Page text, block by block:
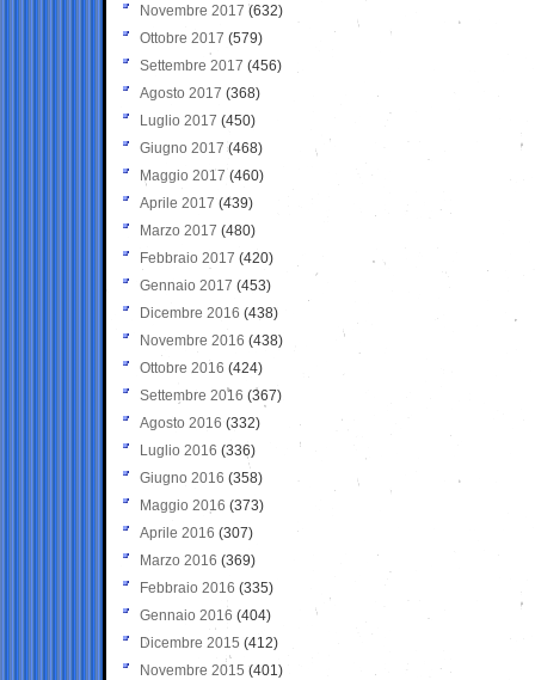
Novembre 2017 (632)
Ottobre 2017 (579)
Settembre 2017 (456)
Agosto 2017 (368)
Luglio 2017 (450)
Giugno 2017 (468)
Maggio 2017 (460)
Aprile 2017 (439)
Marzo 2017 (480)
Febbraio 2017 (420)
Gennaio 2017 (453)
Dicembre 2016 (438)
Novembre 2016 (438)
Ottobre 2016 (424)
Settembre 2016 (367)
Agosto 2016 (332)
Luglio 2016 (336)
Giugno 2016 (358)
Maggio 2016 (373)
Aprile 2016 (307)
Marzo 2016 (369)
Febbraio 2016 (335)
Gennaio 2016 (404)
Dicembre 2015 (412)
Novembre 2015 (401)